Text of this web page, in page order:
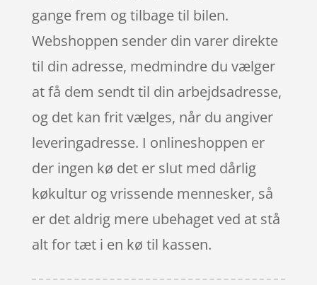
gange frem og tilbage til bilen.
Webshoppen sender din varer direkte
til din adresse, medmindre du vælger
at få dem sendt til din arbejdsadresse,
og det kan frit vælges, når du angiver
leveringadresse. I onlineshoppen er
der ingen kø det er slut med dårlig
køkultur og vrissende mennesker, så
er det aldrig mere ubehaget ved at stå
alt for tæt i en kø til kassen.